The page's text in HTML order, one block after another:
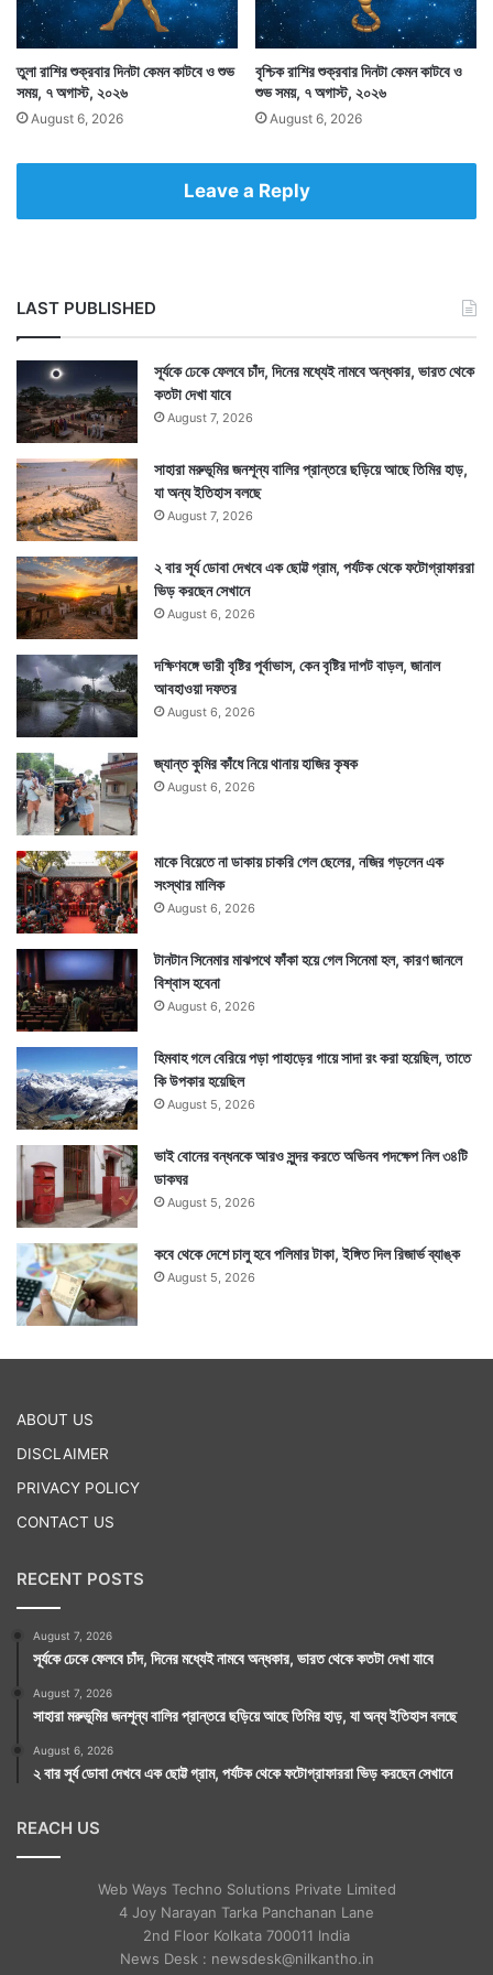
তবুও কিছুটা শুভ ফল আশা করা যায়। যেমন অমৃতযোগ ও
মাহেন্দ্রযোগ।
এই যোগে যেকোনও শুভকাজে বেরলে সাধারণভাবে শুভ ফললাভ হয়ে
থাকে। যেমন চাকরির পরীক্ষা, কোথাও যাত্রা, কোনও শুভকাজে
যাওয়া, পরীক্ষা, বাড়ি কেনাবেচা ইত্যাদি যেকোনও এই কাজ
অমৃতযোগ ও মাহেন্দ্রযোগে করলে শুভ ফল পাওয়া যেতে পারে।
আরেকটা হল বারবেলা, কালবেলা ও কালরাত্রি। এই সময় যেকোনও
শুভকাজ নিষ্ফলই হয়ে থাকে। সুতরাং আনুমানিক সময় ধরে কাজ
করলে ভাল ফল আশা করা যেতে পারে।
আজকের সময়সূচী :
অমৃতযোগ : সকাল ১১টা ৫৯ মিনিট থেকে ২টো ৩৭ মিনিটের
মধ্যে। পুনরায় রাত্রি ৮টা ১৭ মিনিটের মধ্যে। পুনরায় রাত্রি ১২টা
মাহেন্দ্রযোগ : সকাল ৫টা ৫১ মিনিট থেকে ৬টা ৪৪ মিনিটের মধ্যে।
পুনরায় ৯টা ২২ মিনিট থেকে ১০টা ১৪ মিনিটের মধ্যে।
বারবেলা : সকাল ৮টা ১৬ মিনিট থেকে ১১টা ৩৩ মিনিটের মধ্যে।
কালরাত্রি : রাত্রি ৮টা ৫০ মিনিট থেকে ১০টা ১২ মিনিটের মধ্যে।
এখানে যে প্রতিকারগুলি রাশি অনুযায়ী করা হল তা শুধুমাত্র এক
বছরের জন্য। প্রতিকারগুলি আমার মনগড়া কোনও কথা নয়।
বিভিন্ন সময়ে ভারতের নানা প্রান্তে ভ্রমণকালীন পথচলতি
তুলা রাশির শুক্রবার দিনটা কেমন কাটবে ও শুভ
সময়, ৭ অগাস্ট, ২০২৬
August 6, 2026
বৃশ্চিক রাশির শুক্রবার দিনটা কেমন কাটবে ও
শুভ সময়, ৭ অগাস্ট, ২০২৬
August 6, 2026
Leave a Reply
LAST PUBLISHED
সূর্যকে ঢেকে ফেলবে চাঁদ, দিনের মধ্যেই নামবে অন্ধকার, ভারত থেকে
কতটা দেখা যাবে
August 7, 2026
সাহারা মরুভূমির জনশূন্য বালির প্রান্তরে ছড়িয়ে আছে তিমির হাড়,
যা অন্য ইতিহাস বলছে
August 7, 2026
২ বার সূর্য ডোবা দেখবে এক ছোট্ট গ্রাম, পর্যটক থেকে ফটোগ্রাফাররা
ভিড় করছেন সেখানে
August 6, 2026
দক্ষিণবঙ্গে ভারী বৃষ্টির পূর্বাভাস, কেন বৃষ্টির দাপট বাড়ল, জানাল
আবহাওয়া দফতর
August 6, 2026
জ্যান্ত কুমির কাঁধে নিয়ে থানায় হাজির কৃষক
August 6, 2026
মাকে বিয়েতে না ডাকায় চাকরি গেল ছেলের, নজির গড়লেন এক
সংস্থার মালিক
August 6, 2026
টানটান সিনেমার মাঝপথে ফাঁকা হয়ে গেল সিনেমা হল, কারণ জানলে
বিশ্বাস হবেনা
August 6, 2026
হিমবাহ গলে বেরিয়ে পড়া পাহাড়ের গায়ে সাদা রং করা হয়েছিল, তাতে
কি উপকার হয়েছিল
August 5, 2026
ভাই বোনের বন্ধনকে আরও সুন্দর করতে অভিনব পদক্ষেপ নিল ৩৪টি
ডাকঘর
August 5, 2026
কবে থেকে দেশে চালু হবে পলিমার টাকা, ইঙ্গিত দিল রিজার্ভ ব্যাঙ্ক
August 5, 2026
ABOUT US
DISCLAIMER
PRIVACY POLICY
CONTACT US
RECENT POSTS
August 7, 2026
সূর্যকে ঢেকে ফেলবে চাঁদ, দিনের মধ্যেই নামবে অন্ধকার, ভারত থেকে কতটা দেখা যাবে
August 7, 2026
সাহারা মরুভূমির জনশূন্য বালির প্রান্তরে ছড়িয়ে আছে তিমির হাড়, যা অন্য ইতিহাস বলছে
August 6, 2026
২ বার সূর্য ডোবা দেখবে এক ছোট্ট গ্রাম, পর্যটক থেকে ফটোগ্রাফাররা ভিড় করছেন সেখানে
REACH US
Web Ways Techno Solutions Private Limited
4 Joy Narayan Tarka Panchanan Lane
2nd Floor Kolkata 700011 India
News Desk : newsdesk@nilkantho.in